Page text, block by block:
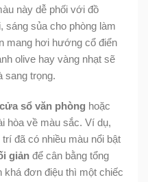
này dễ phối với đồ
sáng sủa cho phòng làm
mang hơi hướng cổ điển
olive hay vàng nhạt sẽ
sang trọng.
sổ văn phòng hoặc
hòa về màu sắc. Ví dụ,
đã có nhiều màu nổi bật
giản để cân bằng tổng
khá đơn điệu thì một chiếc